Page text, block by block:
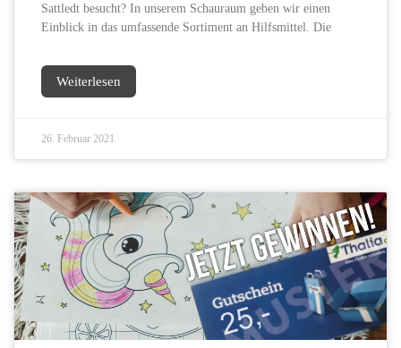
Sattledt besucht? In unserem Schauraum geben wir einen
Einblick in das umfassende Sortiment an Hilfsmittel. Die
Weiterlesen
26. Februar 2021